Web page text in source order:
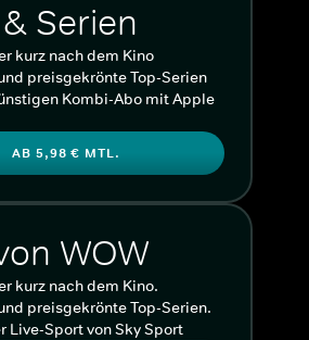
Serien
kurz nach dem Kino
preisgekrönte Top-Serien
Kombi-Abo mit Apple
AB 5,98 € MTL.
WOW
kurz nach dem Kino.
preisgekrönte Top-Serien.
Live-Sport von Sky Sport